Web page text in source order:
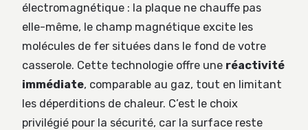
électromagnétique : la plaque ne chauffe pas
elle-même, le champ magnétique excite les
molécules de fer situées dans le fond de votre
casserole. Cette technologie offre une réactivité
immédiate, comparable au gaz, tout en limitant
les déperditions de chaleur. C’est le choix
privilégié pour la sécurité, car la surface reste